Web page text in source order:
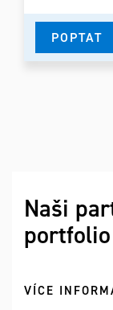
POPTAT
Naši
portfolio
VÍCE